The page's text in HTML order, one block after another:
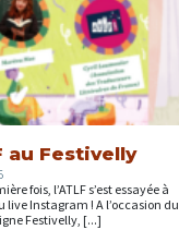
au Festivelly
fois, l’ATLF s’est essayée à
live Instagram ! A l’occasion du
Festivelly, [...]